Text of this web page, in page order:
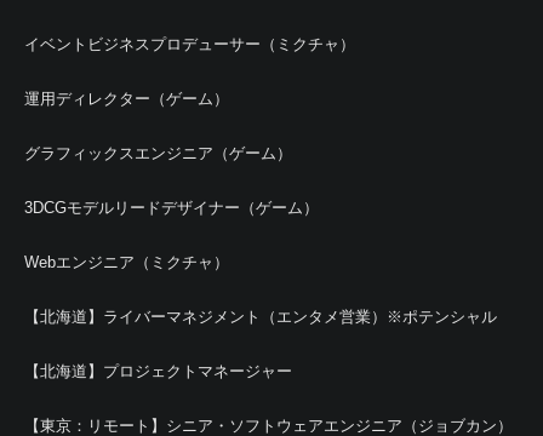
イベントビジネスプロデューサー（ミクチャ）
運用ディレクター（ゲーム）
グラフィックスエンジニア（ゲーム）
3DCGモデルリードデザイナー（ゲーム）
Webエンジニア（ミクチャ）
【北海道】ライバーマネジメント（エンタメ営業）※ポテンシャル
【北海道】プロジェクトマネージャー
【東京：リモート】シニア・ソフトウェアエンジニア（ジョブカン）